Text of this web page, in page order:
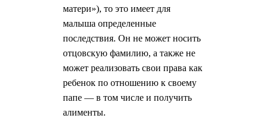
матери»), то это имеет для
малыша определенные
последствия. Он не может носить
отцовскую фамилию, а также не
может реализовать свои права как
ребенок по отношению к своему
папе — в том числе и получить
алименты.